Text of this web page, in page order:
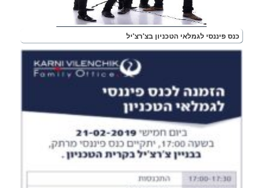
פיננסי לגמלאי הטכניון בצ'רצ'יל